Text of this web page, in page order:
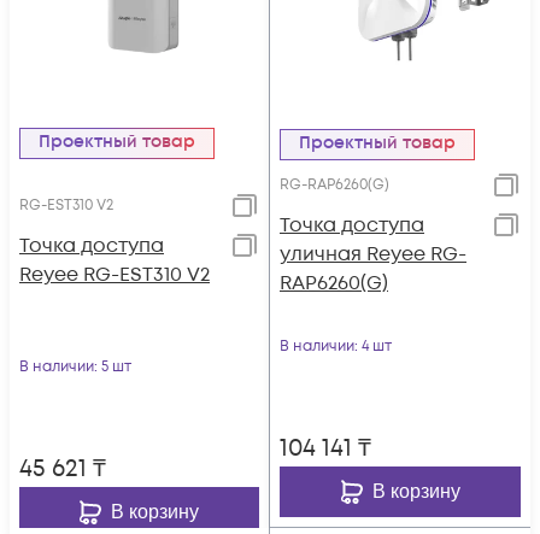
Проектный товар
RG-EST310 V2
Точка доступа
Reyee RG-EST310 V2
В наличии: 5 шт
45 621 ₸
В корзину
Проектный товар
RG-RAP6260(G)
Точка доступа
уличная Reyee RG-
RAP6260(G)
В наличии: 4 шт
104 141 ₸
В корзину